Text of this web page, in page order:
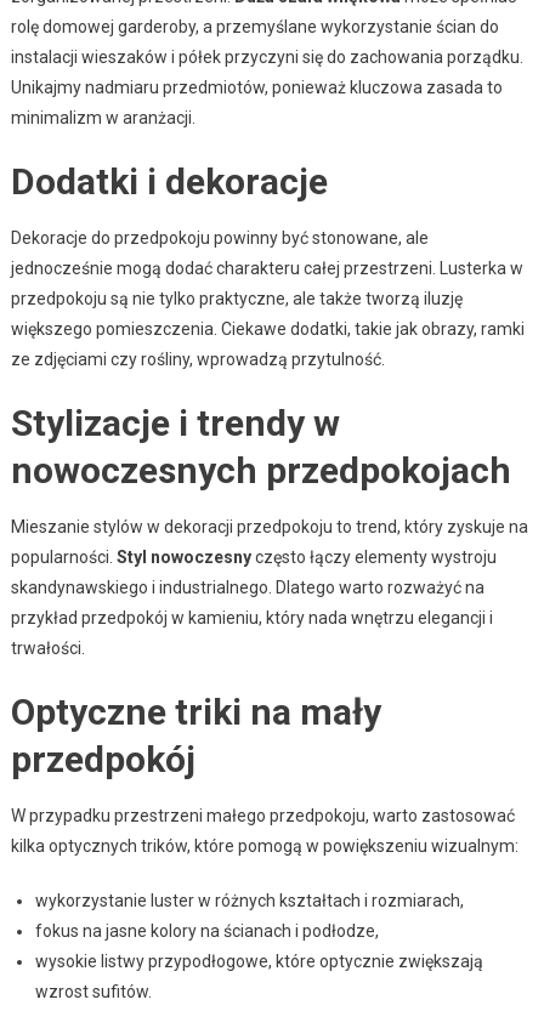
rolę domowej garderoby, a przemyślane wykorzystanie ścian do
instalacji wieszaków i półek przyczyni się do zachowania porządku.
Unikajmy nadmiaru przedmiotów, ponieważ kluczowa zasada to
minimalizm w aranżacji.
Dodatki i dekoracje
Dekoracje do przedpokoju powinny być stonowane, ale
jednocześnie mogą dodać charakteru całej przestrzeni. Lusterka w
przedpokoju są nie tylko praktyczne, ale także tworzą iluzję
większego pomieszczenia. Ciekawe dodatki, takie jak obrazy, ramki
ze zdjęciami czy rośliny, wprowadzą przytulność.
Stylizacje i trendy w
nowoczesnych przedpokojach
Mieszanie stylów w dekoracji przedpokoju to trend, który zyskuje na
popularności. Styl nowoczesnyczęsto łączy elementy wystroju
skandynawskiego i industrialnego. Dlatego warto rozważyć na
przykład przedpokój w kamieniu, który nada wnętrzu elegancji i
trwałości.
Optyczne triki na mały
przedpokój
W przypadku przestrzeni małego przedpokoju, warto zastosować
kilka optycznych trików, które pomogą w powiększeniu wizualnym:
wykorzystanie luster w różnych kształtach i rozmiarach,
fokus na jasne kolory na ścianach i podłodze,
wysokie listwy przypodłogowe, które optycznie zwiększają
wzrost sufitów.